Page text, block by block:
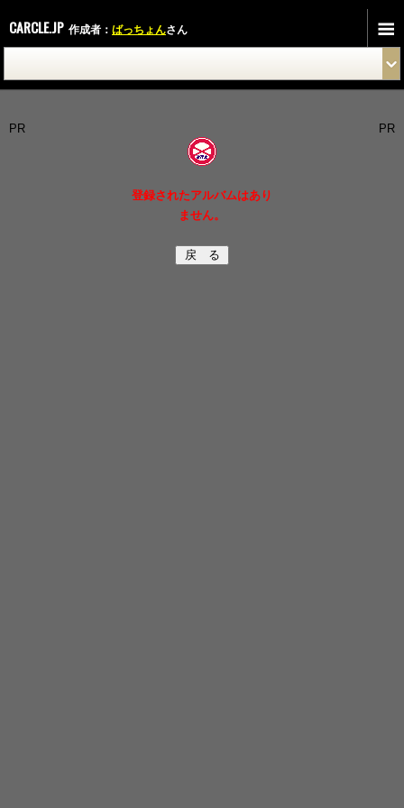
CARCLE.JP 作成者： ばっちょんさん
PR
登録されたアルバムはあり
ません。
PR